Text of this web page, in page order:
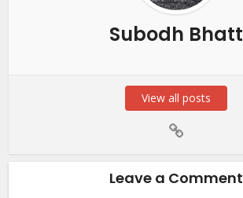
Subodh Bhatt
View all posts
Leave a Comment